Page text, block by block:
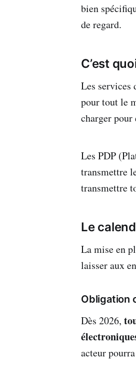
bien
de regard.
C’est
Les services
pour tout le
charger pour
Les PDP
transmettre
transmettre
Le
La mise en
laisser aux
Obligation
Dès 2026,
acteur